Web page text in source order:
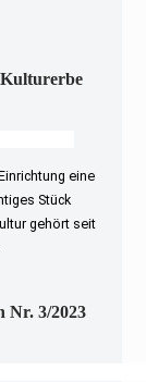
eine
Stück
gehört seit
Nr. 3/2023